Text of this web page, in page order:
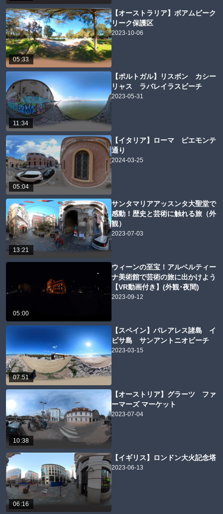
05:33
【オーストラリア】ボアムビーク
リーク保護区
2023-10-06
11:34
【ポルトガル】リスボン カシー
リャス ラバレイラスビーチ
2023-05-31
05:04
【イタリア】ローマ ピエモンテ
通り
2024-03-25
13:21
サンタマリアアッスンタ大聖堂で
感動！歴史と芸術に触れる旅（外
観）
2023-07-03
05:00
ウィーンの至宝！アルベルティー
ナ美術館で芸術の旅に出かけよう
【VR動画付き】(外観･夜間)
2023-09-12
07:51
【スペイン】バレアレス諸島 イ
ビサ島 サンアントニオビーチ
2023-03-15
10:38
【オーストリア】グラーツ ファ
ーマーズ マーケット
2023-07-04
06:16
【イギリス】ロンドン大火記念塔
2023-06-13